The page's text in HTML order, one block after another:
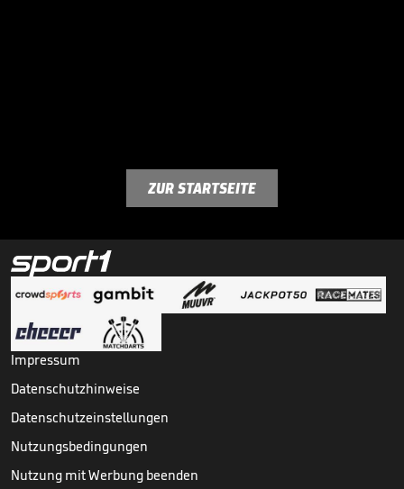
ZUR STARTSEITE
Impressum
Datenschutzhinweise
Datenschutzeinstellungen
Nutzungsbedingungen
Nutzung mit Werbung beenden